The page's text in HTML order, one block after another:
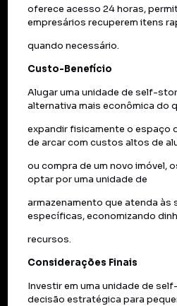
oferece acesso 24 horas,
empresários recuperem itens
quando necessário.
Custo-Benefício
Alugar uma unidade de self-
alternativa mais econômica do
expandir fisicamente o espaço
de arcar com custos altos de
ou compra de um novo imóvel,
optar por uma unidade de
armazenamento que atenda às
específicas, economizando
recursos.
Considerações Finais
Investir em uma unidade de
decisão estratégica para